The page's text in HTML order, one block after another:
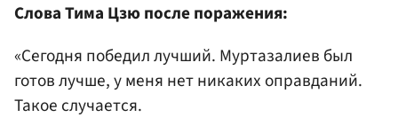
Слова Тима Цзю после поражения:
«Сегодня победил лучший. Муртазалиев был
готов лучше, у меня нет никаких оправданий.
Такое случается.